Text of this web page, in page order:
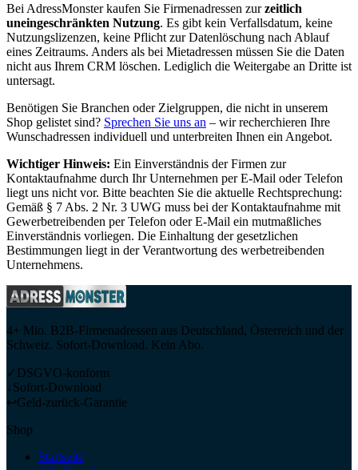
Bei AdressMonster kaufen Sie Firmenadressen zur zeitlich
uneingeschränkten Nutzung. Es gibt kein Verfallsdatum, keine
Nutzungslizenzen, keine Pflicht zur Datenlöschung nach Ablauf
eines Zeitraums. Anders als bei Mietadressen müssen Sie die Daten
nicht aus Ihrem CRM löschen. Lediglich die Weitergabe an Dritte ist
untersagt.
Benötigen Sie Branchen oder Zielgruppen, die nicht in unserem
Shop gelistet sind? Sprechen Sie uns an – wir recherchieren Ihre
Wunschadressen individuell und unterbreiten Ihnen ein Angebot.
Wichtiger Hinweis: Ein Einverständnis der Firmen zur
Kontaktaufnahme durch Ihr Unternehmen per E-Mail oder Telefon
liegt uns nicht vor. Bitte beachten Sie die aktuelle Rechtsprechung:
Gemäß § 7 Abs. 2 Nr. 3 UWG muss bei der Kontaktaufnahme mit
Gewerbetreibenden per Telefon oder E-Mail ein mutmaßliches
Einverständnis vorliegen. Die Einhaltung der gesetzlichen
Bestimmungen liegt in der Verantwortung des werbetreibenden
Unternehmens.
4+ Mio. B2B-Firmenadressen aus Deutschland, Österreich und der
Schweiz. Sofort-Download. Kein Abo.
✓ DSGVO-konform
↓Sofort-Download
↩Geld-zurück-Garantie
Shop
Startseite